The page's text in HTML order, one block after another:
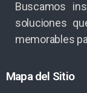
Buscamos
soluciones
memorables
Mapa del Sitio